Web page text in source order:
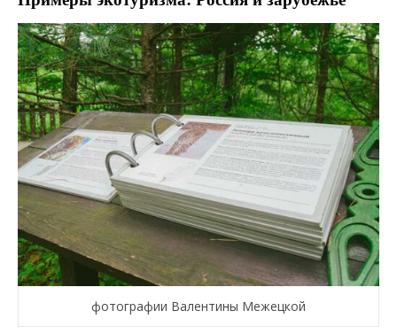
фотографии Валентины Межецкой